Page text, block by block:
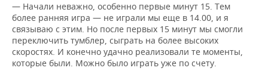
КОМУ ПРИНАДЛЕЖАТ
ТОРГОВЫЕ ЦЕНТРЫ
ТАТАРСТАНА
БЮДЖЕТ
ИНВЕСТИЦИИ
МАШИНОСТРОЕНИЕ
НЕФТЕХИМИЯ
НОВОСТИ АВТО
БИЗНЕС
НОВОСТИ БИЗНЕСА
РОЗНИЧНАЯ ТОРГОВЛЯ
ТЕХНОЛОГИИ
НОВОСТИ ТЕХНОЛОГИЙ
МЕРОПРИЯТИЯ
— Начали неважно, особенно первые минут 15. Тем
более ранняя игра — не играли мы еще в 14.00, и я
связываю с этим. Но после первых 15 минут мы смогли
переключить тумблер, сыграть на более высоких
скоростях. И конечно удачно реализовали те моменты,
которые были. Можно было играть уже по счету.